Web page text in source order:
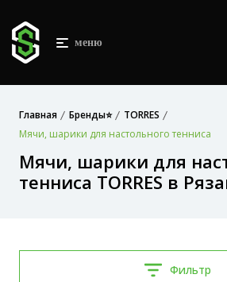
меню
Главная Бренды⭐
TORRES
Мячи, шарики для настольного тенниса
Мячи, шарики для
тенниса TORRES в
Фильтр